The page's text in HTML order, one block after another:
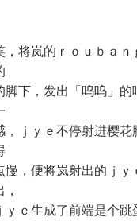
将岚的ｒｏｕｂａｎ
脚下，发出「呜呜」
，ｊｙｅ不停射进樱花
慢，便将岚射出的ｊｙ
ｙｅ生成了前端是个跳